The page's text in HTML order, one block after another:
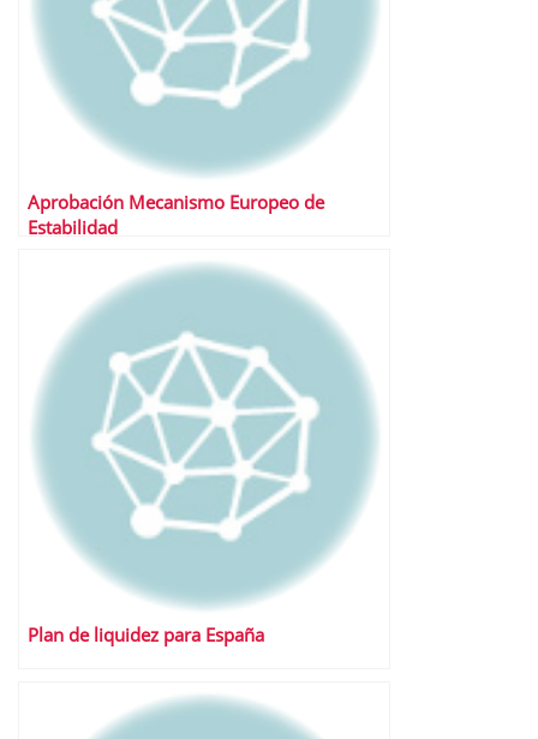
Aprobación Mecanismo Europeo de
Estabilidad
Plan de liquidez para España